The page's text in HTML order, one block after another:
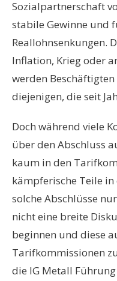
Sozialpartnerschaft
stabile Gewinne und
Reallohnsenkungen.
Inflation, Krieg oder
werden
diejenigen, die seit
Doch während viele
über den Abschluss
kaum in den
kämpferische Teile in
solche Abschlüsse
nicht eine breite
beginnen und diese
Tarifkommissionen
die IG Metall